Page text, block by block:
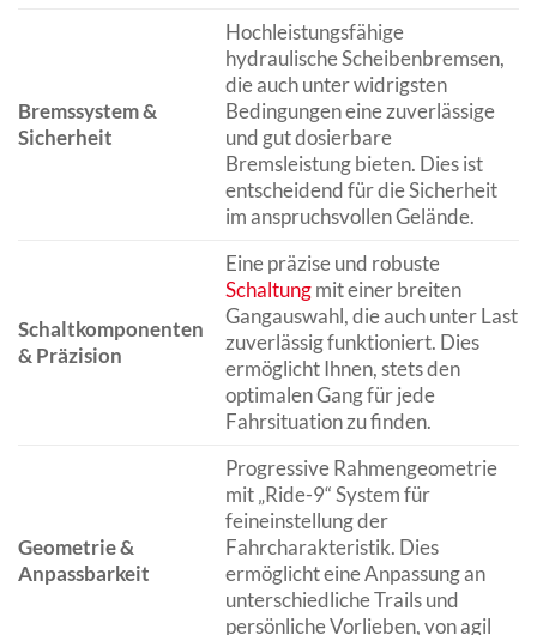
Bremssystem &
Sicherheit
Hochleistungsfähige
hydraulische Scheibenbremsen,
die auch unter widrigsten
Bedingungen eine zuverlässige
und gut dosierbare
Bremsleistung bieten. Dies ist
entscheidend für die Sicherheit
im anspruchsvollen Gelände.
Schaltkomponenten
& Präzision
Eine präzise und robuste
Schaltungmit einer breiten
Gangauswahl, die auch unter Last
zuverlässig funktioniert. Dies
ermöglicht Ihnen, stets den
optimalen Gang für jede
Fahrsituation zu finden.
Geometrie &
Anpassbarkeit
Progressive Rahmengeometrie
mit „Ride-9“ System für
feineinstellung der
Fahrcharakteristik. Dies
ermöglicht eine Anpassung an
unterschiedliche Trails und
persönliche Vorlieben, von agil